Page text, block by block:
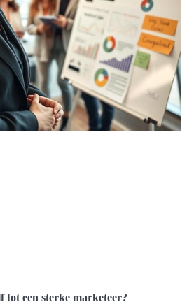
tot een sterke marketeer?